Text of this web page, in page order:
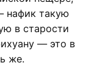
нафик такую
в старости
— это в
же.